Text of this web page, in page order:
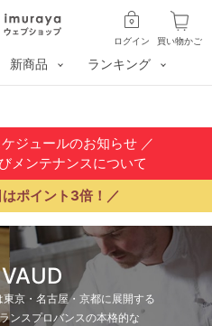
買い物かご
ログイン
新商品 ランキング
ジュールのお知らせ／
メンテナンスについて
ポイント3倍！／
京・名古屋・京都に展開する
ンスプロバンスの本格的な